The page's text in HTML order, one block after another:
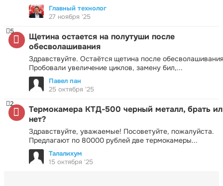
Главный технолог
27 ноября '25
Щетина остается на полутуши после
обесволашивания
Здравствуйте. Остаётся щетина после
Пробовали увеличение циклов, замену бил,...
5
Павел пан
25 октября '25
Термокамера КТД-500 черный металл, брать
нет?
Здравствуйте, уважаемые! Посоветуйте, пожалуйста.
Предлагают по 80000 рублей две термокамеры...
2
Талалихум
15 октября '25